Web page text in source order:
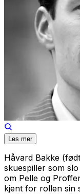
Les mer
Håvard Bakke
skuespiller som
om Pelle og
kjent for rollen sin